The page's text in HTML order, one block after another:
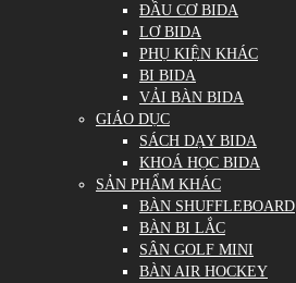
ĐẦU CƠ BIDA
LƠ BIDA
PHỤ KIỆN KHÁC
BI BIDA
VẢI BÀN BIDA
GIÁO DỤC
SÁCH DẠY BIDA
KHOÁ HỌC BIDA
SẢN PHẨM KHÁC
BÀN SHUFFLEBOARD
BÀN BI LẮC
SÂN GOLF MINI
BÀN AIR HOCKEY